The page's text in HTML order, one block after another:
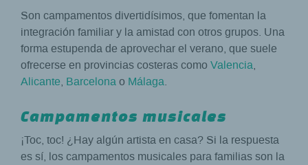
Son campamentos divertidísimos, que fomentan la
integración familiar y la amistad con otros grupos. Una
forma estupenda de aprovechar el verano, que suele
ofrecerse en provincias costeras como Valencia,
Alicante, Barcelonao Málaga.
Campamentos musicales
¡Toc, toc! ¿Hay algún artista en casa? Si la respuesta
es sí, los campamentos musicales para familias son la